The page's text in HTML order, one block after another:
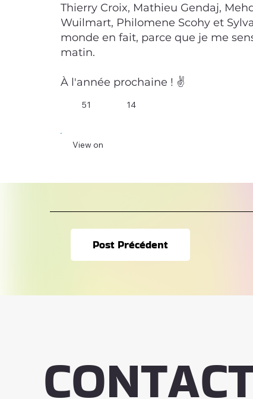
Post Précédent
Thierry Croix, Mathieu Gendaj,
Wuilmart, Philomene Scohy et
monde en fait, parce que je me
matin.
À l'année prochaine ! ✌️
51 14
View on